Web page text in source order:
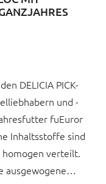
DELICIA PICK-
und -
fuEuror
Inhaltsstoffe sind
homogen verteilt.
ausgewogene…